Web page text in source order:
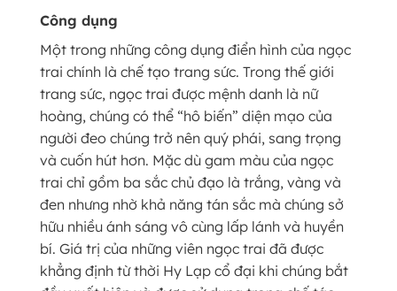
Công dụng
Một trong những công dụng điển hình của ngọc
trai chính là chế tạo trang sức. Trong thế giới
trang sức, ngọc trai được mệnh danh là nữ
hoàng, chúng có thể “hô biến” diện mạo của
người đeo chúng trở nên quý phái, sang trọng
và cuốn hút hơn. Mặc dù gam màu của ngọc
trai chỉ gồm ba sắc chủ đạo là trắng, vàng và
đen nhưng nhờ khả năng tán sắc mà chúng sở
hữu nhiều ánh sáng vô cùng lấp lánh và huyền
bí. Giá trị của những viên ngọc trai đã được
khẳng định từ thời Hy Lạp cổ đại khi chúng bắt